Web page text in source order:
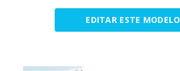
EDITAR ESTE MODELO